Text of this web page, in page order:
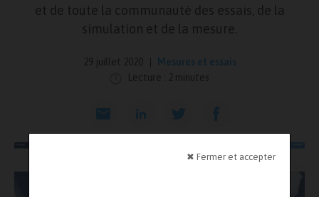
✖ Fermer et accepter
et de toute la communauté des essais, de la
simulation et de la mesure.
29 juillet 2020
Mesures et essais
Lecture : 2 minutes